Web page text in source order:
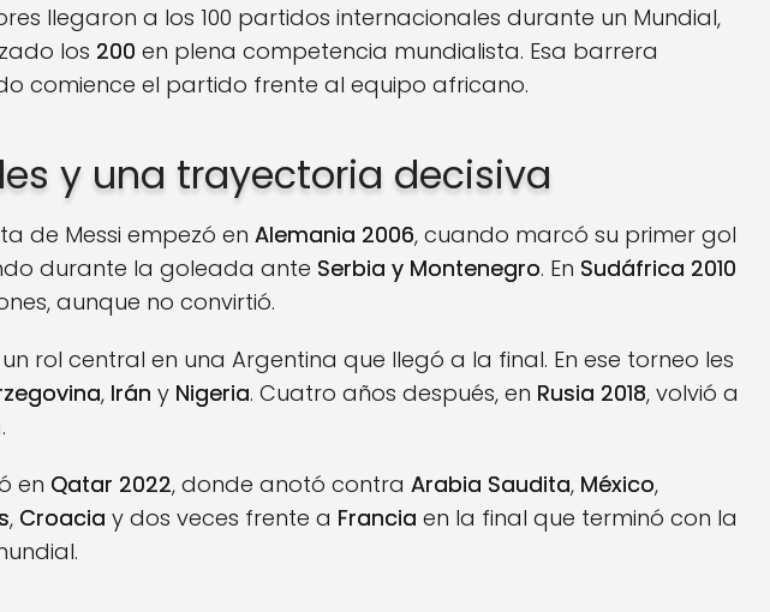
llegaron a los 100 partidos internacionales durante un Mundial,
los 200 en plena competencia mundialista. Esa barrera
comience el partido frente al equipo africano.
y una trayectoria decisiva
de Messi empezó en Alemania 2006, cuando marcó su primer gol
durante la goleada ante Serbia y Montenegro. En Sudáfrica 2010
aunque no convirtió.
rol central en una Argentina que llegó a la final. En ese torneo les
, Irán y Nigeria. Cuatro años después, en Rusia 2018, volvió a
en Qatar 2022, donde anotó contra Arabia Saudita, México,
, Croacia y dos veces frente a Francia en la final que terminó con la